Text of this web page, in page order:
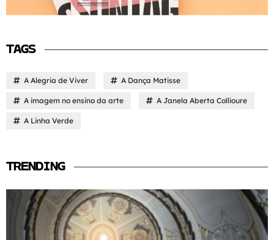
TAGS
A Alegria de Viver A Dança Matisse
A imagem no ensino da arte A Janela Aberta Collioure
A Linha Verde
TRENDING